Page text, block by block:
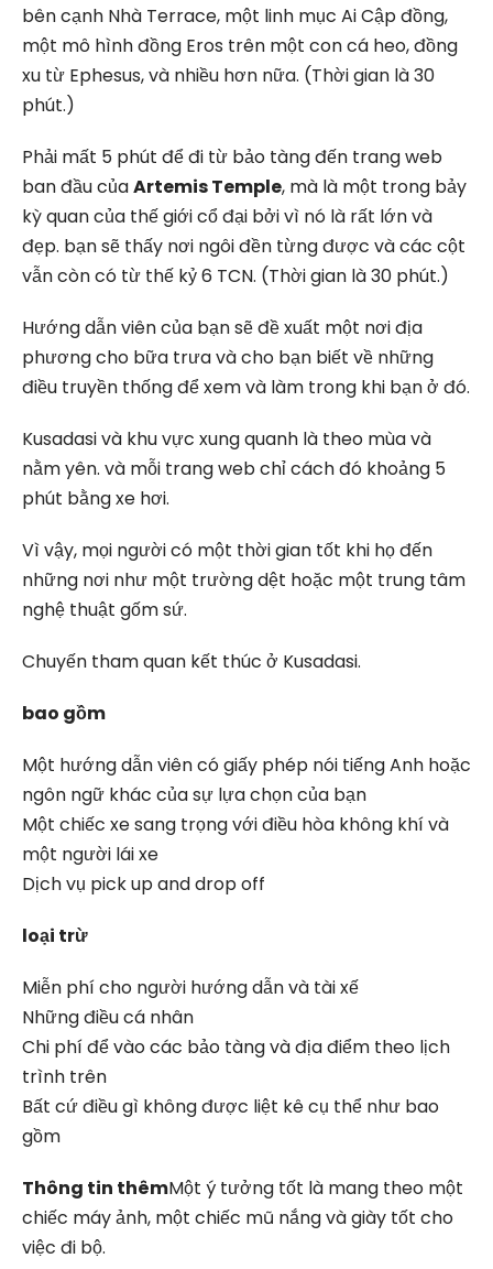
bên cạnh Nhà Terrace, một linh mục Ai Cập đồng,
một mô hình đồng Eros trên một con cá heo, đồng
xu từ Ephesus, và nhiều hơn nữa. (Thời gian là 30
phút.)
Phải mất 5 phút để đi từ bảo tàng đến trang web
ban đầu củaArtemis Temple, mà là một trong bảy
kỳ quan của thế giới cổ đại bởi vì nó là rất lớn và
đẹp. bạn sẽ thấy nơi ngôi đền từng được và các cột
vẫn còn có từ thế kỷ 6 TCN. (Thời gian là 30 phút.)
Hướng dẫn viên của bạn sẽ đề xuất một nơi địa
phương cho bữa trưa và cho bạn biết về những
điều truyền thống để xem và làm trong khi bạn ở đó.
Kusadasi và khu vực xung quanh là theo mùa và
nằm yên. và mỗi trang web chỉ cách đó khoảng 5
phút bằng xe hơi.
Vì vậy, mọi người có một thời gian tốt khi họ đến
những nơi như một trường dệt hoặc một trung tâm
nghệ thuật gốm sứ.
Chuyến tham quan kết thúc ở Kusadasi.
bao gồm
Một hướng dẫn viên có giấy phép nói tiếng Anh hoặc
ngôn ngữ khác của sự lựa chọn của bạn
Một chiếc xe sang trọng với điều hòa không khí và
một người lái xe
Dịch vụ pick up and drop off
loại trừ
Miễn phí cho người hướng dẫn và tài xế
Những điều cá nhân
Chi phí để vào các bảo tàng và địa điểm theo lịch
trình trên
Bất cứ điều gì không được liệt kê cụ thể như bao
gồm
Thông tin thêmMột ý tưởng tốt là mang theo một
chiếc máy ảnh, một chiếc mũ nắng và giày tốt cho
việc đi bộ.